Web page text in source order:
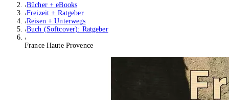
Bücher + eBooks
Freizeit + Ratgeber
Reisen + Unterwegs
Buch (Softcover): Ratgeber
France Haute Provence